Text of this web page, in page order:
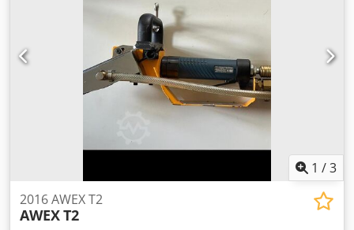
1 /3
2016 AWEX T2
AWEXT2